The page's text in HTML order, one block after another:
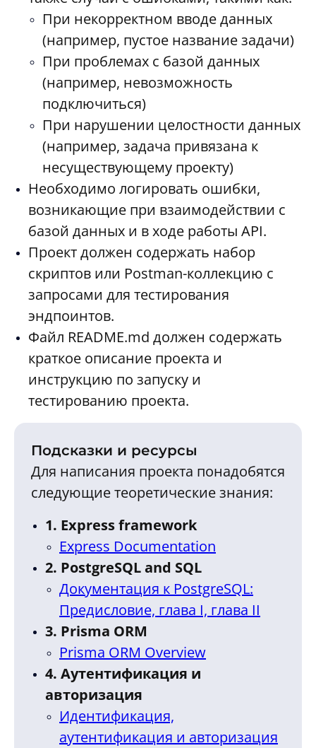
При некорректном вводе данных
(например, пустое название задачи)
При проблемах с базой данных
(например, невозможность
подключиться)
При нарушении целостности данных
(например, задача привязана к
несуществующему проекту)
Необходимо логировать ошибки,
возникающие при взаимодействии с
базой данных и в ходе работы API.
Проект должен содержать набор
скриптов или Postman-коллекцию с
запросами для тестирования
эндпоинтов.
Файл README.md должен содержать
краткое описание проекта и
инструкцию по запуску и
тестированию проекта.
Подсказки и ресурсы
Для написания проекта понадобятся
следующие теоретические знания:
1. Express framework
Express Documentation
2. PostgreSQL and SQL
Документация к PostgreSQL:
Предисловие, глава I, глава II
3. Prisma ORM
Prisma ORM Overview
4. Аутентификация и
авторизация
Идентификация,
аутентификация и авторизация